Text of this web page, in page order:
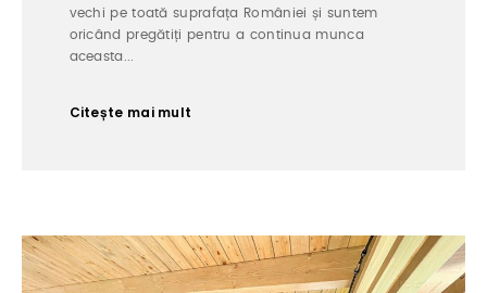
vechi pe toată suprafața României și suntem
oricând pregătiți pentru a continua munca
aceasta...
Citește mai mult